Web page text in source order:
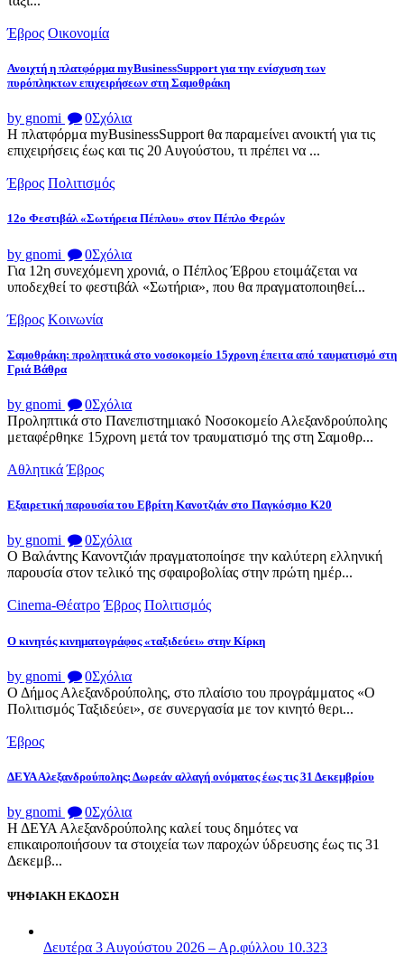
Έβρος Οικονομία
Ανοιχτή η πλατφόρμα myBusinessSupport για την ενίσχυση των
πυρόπληκτων επιχειρήσεων στη Σαμοθράκη
by gnomi 0Σχόλια
Η πλατφόρμα myBusinessSupport θα παραμείνει ανοικτή για τις
επιχειρήσεις έως και τις 20 Αυγούστου, τι πρέπει να ...
Έβρος Πολιτισμός
12ο Φεστιβάλ «Σωτήρεια Πέπλου» στον Πέπλο Φερών
by gnomi 0Σχόλια
Για 12η συνεχόμενη χρονιά, ο Πέπλος Έβρου ετοιμάζεται να
υποδεχθεί το φεστιβάλ «Σωτήρια», που θα πραγματοποιηθεί...
Έβρος Κοινωνία
Σαμοθράκη: προληπτικά στο νοσοκομείο 15χρονη έπειτα από ταυματισμό στη
Γριά Βάθρα
by gnomi 0Σχόλια
Προληπτικά στο Πανεπιστημιακό Νοσοκομείο Αλεξανδρούπολης
μεταφέρθηκε 15χρονη μετά τον τραυματισμό της στη Σαμοθρ...
Αθλητικά Έβρος
Εξαιρετική παρουσία του Εβρίτη Κανοτζιάν στο Παγκόσμιο Κ20
by gnomi 0Σχόλια
Ο Βαλάντης Κανοντζιάν πραγματοποίησε την καλύτερη ελληνική
παρουσία στον τελικό της σφαιροβολίας στην πρώτη ημέρ...
Cinema-Θέατρο Έβρος Πολιτισμός
Ο κινητός κινηματογράφος «ταξιδεύει» στην Κίρκη
by gnomi 0Σχόλια
Ο Δήμος Αλεξανδρούπολης, στο πλαίσιο του προγράμματος «Ο
Πολιτισμός Ταξιδεύει», σε συνεργασία με τον κινητό θερι...
Έβρος
ΔΕΥΑ Αλεξανδρούπολης: Δωρεάν αλλαγή ονόματος έως τις 31 Δεκεμβρίου
by gnomi 0Σχόλια
Η ΔΕΥΑ Αλεξανδρούπολης καλεί τους δημότες να
επικαιροποιήσουν τα στοιχεία των παροχών ύδρευσης έως τις 31
Δεκεμβ...
ΨΗΦΙΑΚΗ ΕΚΔΟΣΗ
Δευτέρα 3 Αυγούστου 2026 – Αρ.φύλλου 10.323